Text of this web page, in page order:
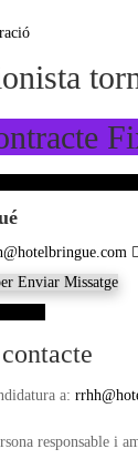
Enviar Missatge
a:
responsable i